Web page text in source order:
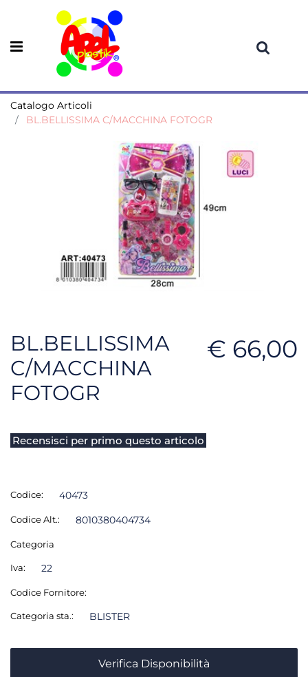
Open menu
Catalogo Articoli
BL.BELLISSIMA C/MACCHINA FOTOGR
BL.BELLISSIMA
C/MACCHINA
FOTOGR
€ 66,00
Recensisci per primo questo articolo
Codice: 40473
Codice Alt.: 8010380404734
Categoria
Iva: 22
Codice Fornitore:
Categoria sta.: BLISTER
Verifica Disponibilità